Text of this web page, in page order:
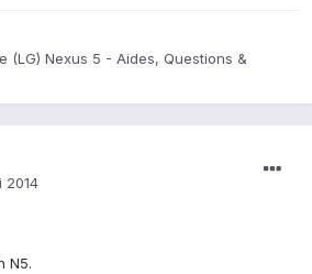
(LG) Nexus 5 - Aides, Questions &
2014
N5.